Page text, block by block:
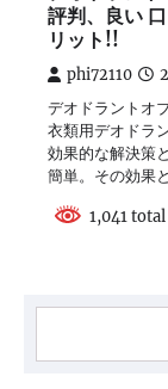
評判、良い
リット!!
phi72110
デオドラントオ
衣類用デオドラ
効果的な解決策
簡単。その効果
1,041